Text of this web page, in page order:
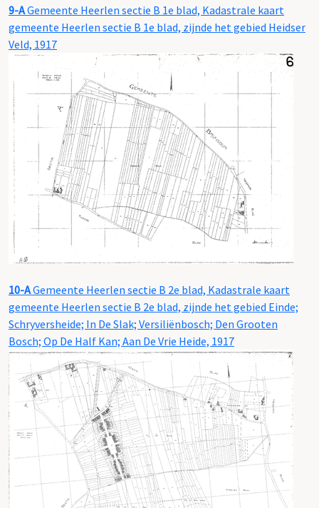
9-AGemeente Heerlen sectie B 1e blad, Kadastrale kaart
gemeente Heerlen sectie B 1e blad, zijnde het gebied Heidser
Veld, 1917
10-AGemeente Heerlen sectie B 2e blad, Kadastrale kaart
gemeente Heerlen sectie B 2e blad, zijnde het gebied Einde;
Schryversheide; In De Slak; Versiliënbosch; Den Grooten
Bosch; Op De Half Kan; Aan De Vrie Heide, 1917